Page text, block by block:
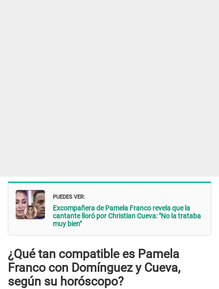
PUEDES VER:
Excompañera de Pamela Franco revela que la
cantante lloró por Christian Cueva: "No la trataba
muy bien"
¿Qué tan compatible es Pamela
Franco con Domínguez y Cueva,
según su horóscopo?